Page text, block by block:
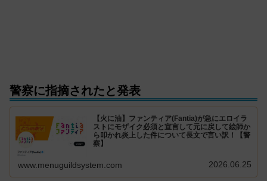
警察に指摘されたと発表
【火に油】ファンティア(Fantia)が急にエロイラ
ストにモザイク必須と宣言して元に戻して絵師か
ら叩かれ炎上した件について長文で言い訳！【警
察】
www.menuguildsystem.com 2026.06.25